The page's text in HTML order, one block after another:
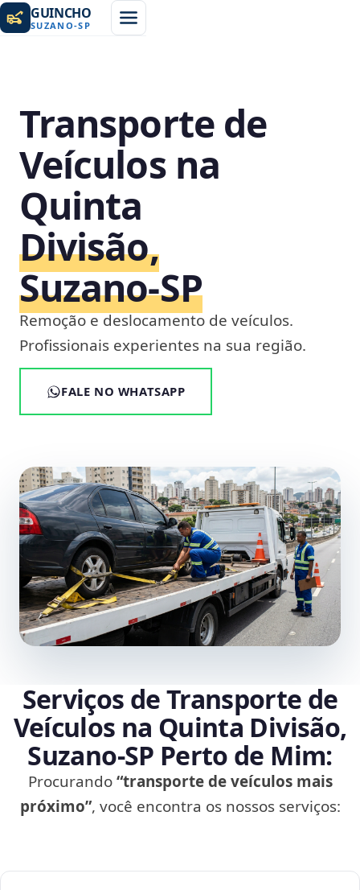
GUINCHO
SUZANO-SP
Transporte de
Veículos na
Quinta
Divisão,
Suzano‑SP
Remoção e deslocamento de veículos.
Profissionais experientes na sua região.
FALE NO WHATSAPP
Serviços de Transporte de
Veículos na Quinta Divisão,
Suzano‑SP Perto de Mim:
Procurando“transporte de veículos mais
próximo”, você encontra os nossos serviços: